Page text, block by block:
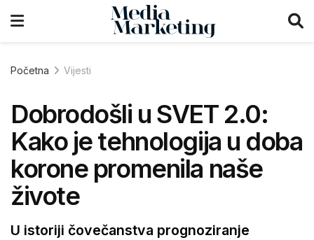
Početna Vijesti
Dobrodošli u SVET 2.0:
Kako je tehnologija u doba
korone promenila naše
živote
U istoriji čovečanstva prognoziranje